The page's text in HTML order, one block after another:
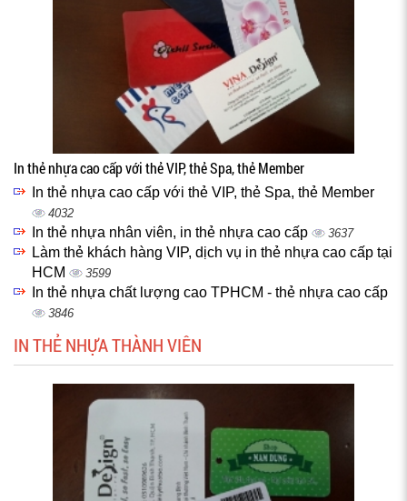
In thẻ nhựa cao cấp với thẻ VIP, thẻ Spa, thẻ Member
In thẻ nhựa cao cấp với thẻ VIP, thẻ Spa, thẻ Member
4032
In thẻ nhựa nhân viên, in thẻ nhựa cao cấp 3637
Làm thẻ khách hàng VIP, dịch vụ in thẻ nhựa cao cấp tại
HCM
3599
In thẻ nhựa chất lượng cao TPHCM - thẻ nhựa cao cấp
3846
IN THẺ NHỰA THÀNH VIÊN